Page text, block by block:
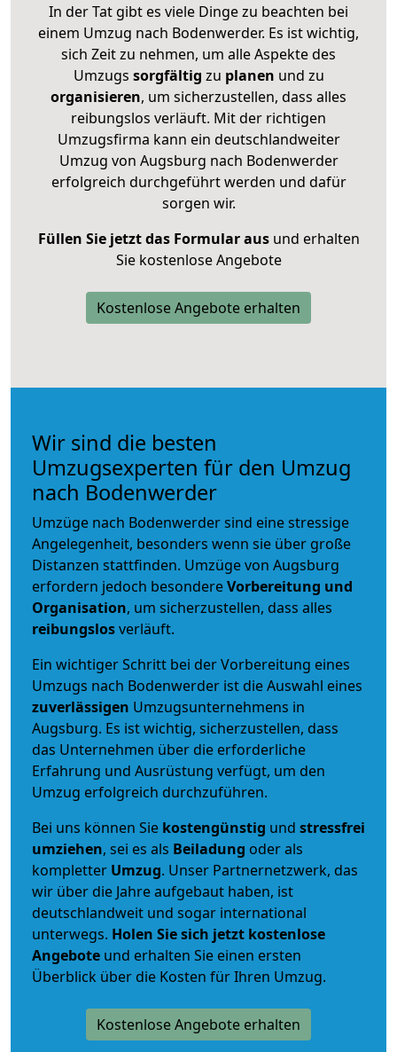
In der Tat gibt es viele Dinge zu beachten bei
einem Umzug nach Bodenwerder. Es ist wichtig,
sich Zeit zu nehmen, um alle Aspekte des
Umzugs sorgfältig zu planen und zu
organisieren, um sicherzustellen, dass alles
reibungslos verläuft. Mit der richtigen
Umzugsfirma kann ein deutschlandweiter
Umzug von Augsburg nach Bodenwerder
erfolgreich durchgeführt werden und dafür
sorgen wir.
Füllen Sie jetzt das Formular ausund erhalten
Sie kostenlose Angebote
Kostenlose Angebote erhalten
Wir sind die besten
Umzugsexperten für den Umzug
nach Bodenwerder
Umzüge nach Bodenwerder sind eine stressige
Angelegenheit, besonders wenn sie über große
Distanzen stattfinden. Umzüge von Augsburg
erfordern jedoch besondereVorbereitung und
Organisation, um sicherzustellen, dass alles
reibungslosverläuft.
Ein wichtiger Schritt bei der Vorbereitung eines
Umzugs nach Bodenwerder ist die Auswahl eines
zuverlässigen Umzugsunternehmens in
Augsburg. Es ist wichtig, sicherzustellen, dass
das Unternehmen über die erforderliche
Erfahrung und Ausrüstung verfügt, um den
Umzug erfolgreich durchzuführen.
Bei uns können Sie kostengünstig und stressfrei
umziehen, sei es als Beiladung oder als
kompletter Umzug. Unser Partnernetzwerk, das
wir über die Jahre aufgebaut haben, ist
deutschlandweit und sogar international
unterwegs. Holen Sie sich jetzt kostenlose
Angebote und erhalten Sie einen ersten
Überblick über die Kosten für Ihren Umzug.
Kostenlose Angebote erhalten